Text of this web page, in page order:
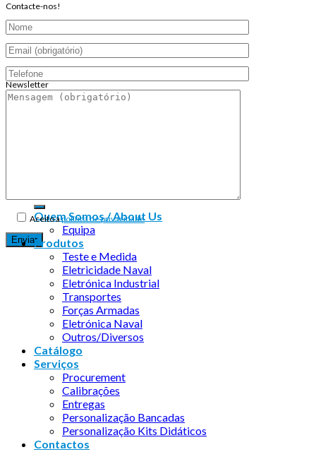
Contacte-nos!
Aceito apolítica de privacidade
Newsletter
Endereço de email:
Quem Somos / About Us
Equipa
Produtos
Teste e Medida
Eletricidade Naval
Eletrónica Industrial
Transportes
Forças Armadas
Eletrónica Naval
Outros/Diversos
Catálogo
Serviços
Procurement
Calibrações
Entregas
Personalização Bancadas
Personalização Kits Didáticos
Contactos